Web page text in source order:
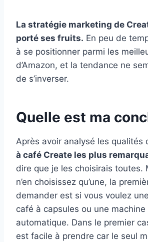
La stratégie marketing de
porté ses fruits. En peu de
à se positionner parmi les
d’Amazon, et la tendance ne
de s’inverser.
Quelle est ma
Après avoir analysé les qualités
à café Create les plus
dire que je les choisirais toutes.
n’en choisissez qu’une, la
demander est si vous voulez
café à capsules ou une
automatique. Dans le premier
est facile à prendre car le seul